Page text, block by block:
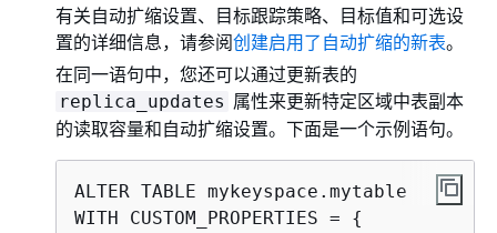
有关自动扩缩设置、目标跟踪策略、目标值和可选设
置的详细信息，请参阅创建启用了自动扩缩的新表。
在同一语句中，您还可以通过更新表的
replica_updates 属性来更新特定区域中表副本
的读取容量和自动扩缩设置。下面是一个示例语句。
ALTER TABLE mykeyspace.mytable
WITH CUSTOM_PROPERTIES = {